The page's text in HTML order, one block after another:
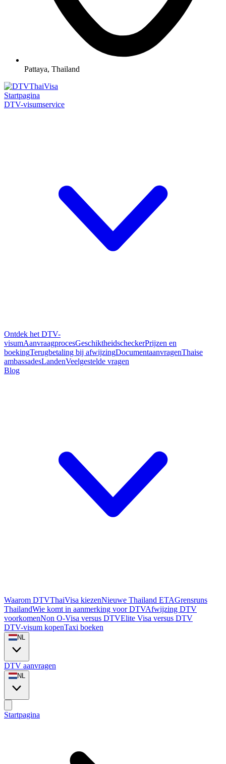
Pattaya, Thailand
Startpagina
DTV-visumservice
Ontdek het DTV-
visumAanvraagprocesGeschiktheidscheckerPrijzen en
boekingTerugbetaling bij afwijzingDocumentaanvragenThaise
ambassadesLandenVeelgestelde vragen
Blog
Waarom DTVThaiVisa kiezenNieuwe Thailand ETAGrensruns
ThailandWie komt in aanmerking voor DTVAfwijzing DTV
voorkomenNon O-Visa versus DTVElite Visa versus DTV
DTV-visum kopenTaxi boeken
NL
DTV aanvragen
NL
Startpagina